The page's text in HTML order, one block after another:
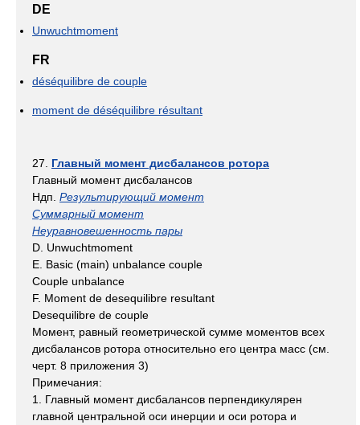
DE
Unwuchtmoment
FR
déséquilibre de couple
moment de déséquilibre résultant
27. Главный момент дисбалансов ротора
Главный момент дисбалансов
Ндп. Результирующий момент
Суммарный момент
Неуравновешенность пары
D. Unwuchtmoment
Е. Basic (main) unbalance couple
Couple unbalance
F. Moment de desequilibre resultant
Desequilibre de couple
Момент, равный геометрической сумме моментов всех
дисбалансов ротора относительно его центра масс (см.
черт. 8 приложения 3)
Примечания:
1. Главный момент дисбалансов перпендикулярен
главной центральной оси инерции и оси ротора и